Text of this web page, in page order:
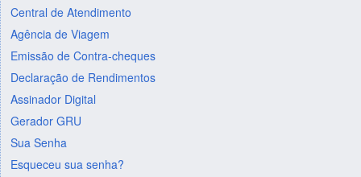
Central de Atendimento
Agência de Viagem
Emissão de Contra-cheques
Declaração de Rendimentos
Assinador Digital
Gerador GRU
Sua Senha
Esqueceu sua senha?